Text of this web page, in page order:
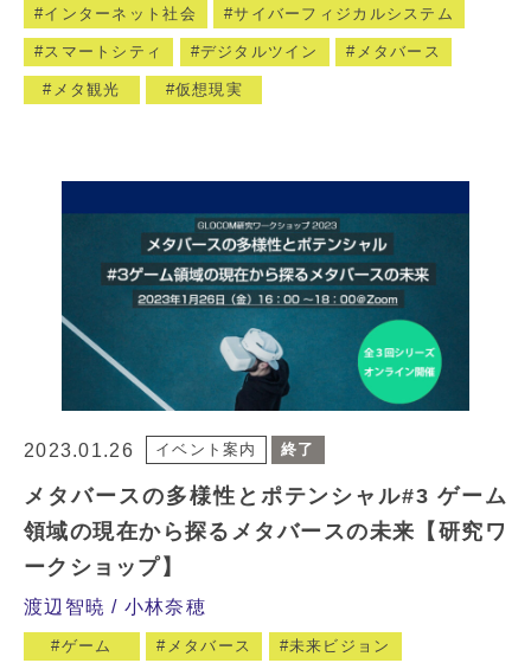
インターネット社会 サイバーフィジカルシステム
スマートシティ デジタルツイン メタバース
メタ観光 仮想現実
2023.01.26 イベント案内 終了
メタバースの多様性とポテンシャル#3 ゲーム
領域の現在から探るメタバースの未来【研究ワ
ークショップ】
渡辺智暁 小林奈穂
ゲーム メタバース 未来ビジョン